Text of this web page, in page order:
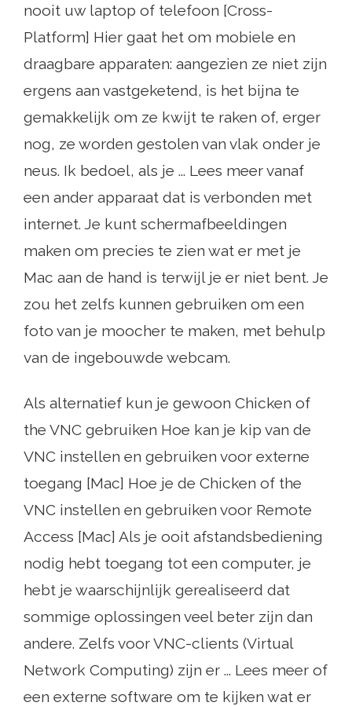
nooit uw laptop of telefoon [Cross-
Platform] Hier gaat het om mobiele en
draagbare apparaten: aangezien ze niet zijn
ergens aan vastgeketend, is het bijna te
gemakkelijk om ze kwijt te raken of, erger
nog, ze worden gestolen van vlak onder je
neus. Ik bedoel, als je ... Lees meer vanaf
een ander apparaat dat is verbonden met
internet. Je kunt schermafbeeldingen
maken om precies te zien wat er met je
Mac aan de hand is terwijl je er niet bent. Je
zou het zelfs kunnen gebruiken om een ​​
foto van je moocher te maken, met behulp
van de ingebouwde webcam.
Als alternatief kun je gewoon Chicken of
the VNC gebruiken Hoe kan je kip van de
VNC instellen en gebruiken voor externe
toegang [Mac] Hoe je de Chicken of the
VNC instellen en gebruiken voor Remote
Access [Mac] Als je ooit afstandsbediening
nodig hebt toegang tot een computer, je
hebt je waarschijnlijk gerealiseerd dat
sommige oplossingen veel beter zijn dan
andere. Zelfs voor VNC-clients (Virtual
Network Computing) zijn er ... Lees meer of
een externe software om te kijken wat er